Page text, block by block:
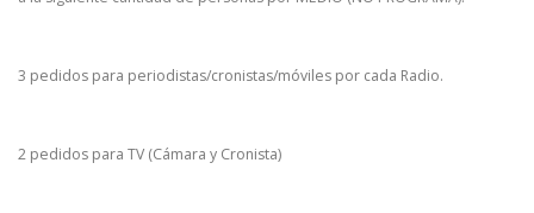
3 pedidos para periodistas/cronistas/móviles por cada Radio.
2 pedidos para TV (Cámara y Cronista)